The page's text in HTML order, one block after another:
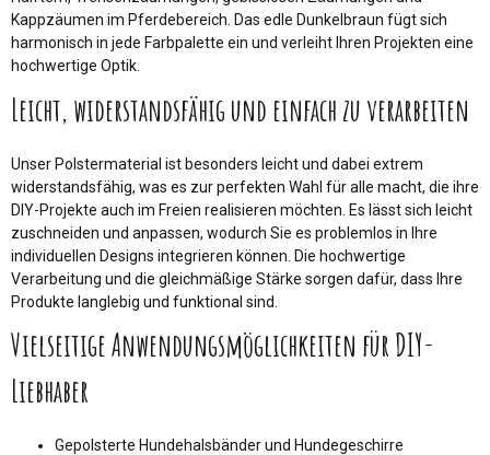
Kappzäumen im Pferdebereich. Das edle Dunkelbraun fügt sich
harmonisch in jede Farbpalette ein und verleiht Ihren Projekten eine
hochwertige Optik.
Leicht, widerstandsfähig und einfach zu verarbeiten
Unser Polstermaterial ist besonders leicht und dabei extrem
widerstandsfähig, was es zur perfekten Wahl für alle macht, die ihre
DIY-Projekte auch im Freien realisieren möchten. Es lässt sich leicht
zuschneiden und anpassen, wodurch Sie es problemlos in Ihre
individuellen Designs integrieren können. Die hochwertige
Verarbeitung und die gleichmäßige Stärke sorgen dafür, dass Ihre
Produkte langlebig und funktional sind.
Vielseitige Anwendungsmöglichkeiten für DIY-
Liebhaber
Gepolsterte Hundehalsbänder und Hundegeschirre